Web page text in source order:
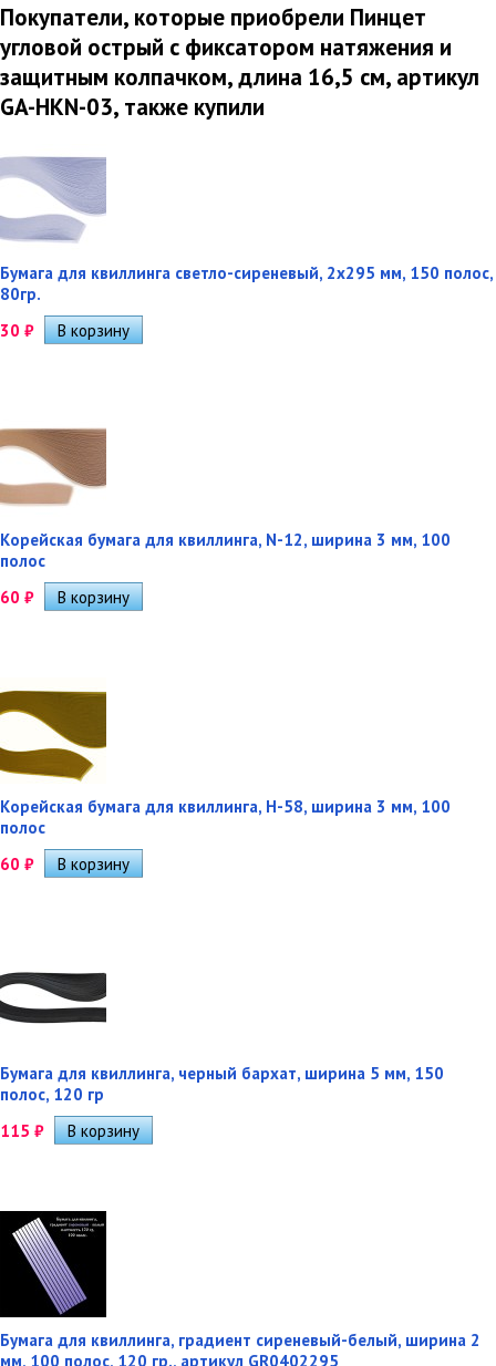
Покупатели, которые приобрели Пинцет
угловой острый с фиксатором натяжения и
защитным колпачком, длина 16,5 см, артикул
GA-HKN-03, также купили
Бумага для квиллинга светло-сиреневый, 2х295 мм, 150 полос,
80гр.
30 ₽
Корейская бумага для квиллинга, N-12, ширина 3 мм, 100
полос
60 ₽
Корейская бумага для квиллинга, H-58, ширина 3 мм, 100
полос
60 ₽
Бумага для квиллинга, черный бархат, ширина 5 мм, 150
полос, 120 гр
115 ₽
Бумага для квиллинга, градиент сиреневый-белый, ширина 2
мм, 100 полос, 120 гр., артикул GR0402295